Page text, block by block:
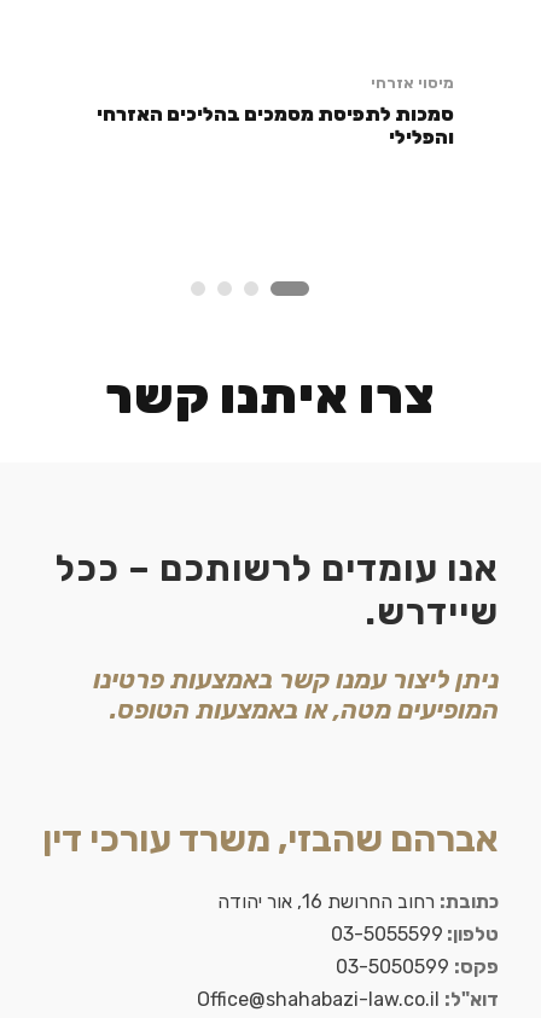
מיסוי אזרחי
סמכות לתפיסת מסמכים בהליכים האזרחי
והפלילי
צרו איתנו קשר
אנו עומדים לרשותכם – ככל
שיידרש.
ניתן ליצור עמנו קשר באמצעות פרטינו
המופיעים מטה, או באמצעות הטופס.
אברהם שהבזי, משרד עורכי דין
כתובת: רחוב החרושת 16, אור יהודה
טלפון: 03-5055599
פקס: 03-5050599
דוא"ל: Office@shahabazi-law.co.il